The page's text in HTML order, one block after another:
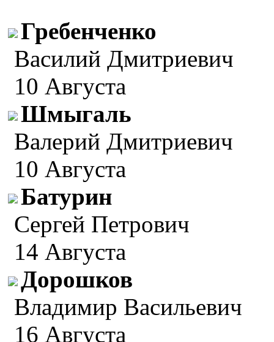
Гребенченко
Василий Дмитриевич
10 Августа
Шмыгаль
Валерий Дмитриевич
10 Августа
Батурин
Сергей Петрович
14 Августа
Дорошков
Владимир Васильевич
16 Августа